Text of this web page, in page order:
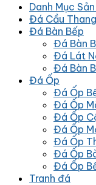
Danh Mục
Đá Cầu Thang
Đá Bàn Bếp
Đá Bàn
Đá Lát
Đá Bàn
Đá Ốp
Đá Ốp
Đá Ốp
Đá Ốp
Đá Ốp
Đá Ốp
Đá Ốp
Đá Ốp
Tranh đá